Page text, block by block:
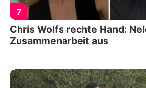
7
Chris Wolfs rechte Hand:
Zusammenarbeit aus